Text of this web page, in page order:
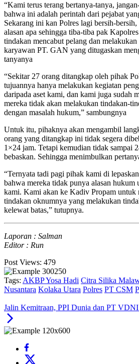
“Kami terus terang bertanya-tanya,
bahwa ini adalah perintah dari pejabat
Sekarang ini kan Polres lagi bersih-
alasan apa sehingga tiba-tiba pak
tindakan mencabut pelang dan
karyawan PT. GAN yang ditugaskan
tanyanya
“Sekitar 27 orang ditangkap oleh pihak
tujuannya hanya melakukan kegiatan
daripada aset kami, dan kami juga sudah
mereka tidak akan melakukan tindakan-
dengan masalah hukum,” sambungnya
Untuk itu, pihaknya akan mengambil
orang yang ditangkap ini tidak segera
1×24 jam. Tetapi kemudian tidak sampai
bebaskan. Sehingga menimbulkan
“Ternyata tadi pagi pihak kami di
bahwa mereka tidak punya alasan hukum
kami. Kami akan ke Kadiv Propam untuk
tindakan oknumnya yang melakukan
kelewat batas,” tutupnya.
Laporan : Salman
Editor : Run
Post Views: 479
Tags: AKBP Yosa Hadi Citra Silika
Nusantara Kolaka Utara Polres PT CSM
Jalin Kemitraan, PPI Dunia dan PT